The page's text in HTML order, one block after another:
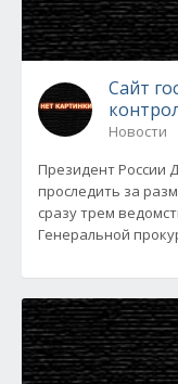
Сайт
Новости
Президент России
проследить за
сразу трем
Генеральной